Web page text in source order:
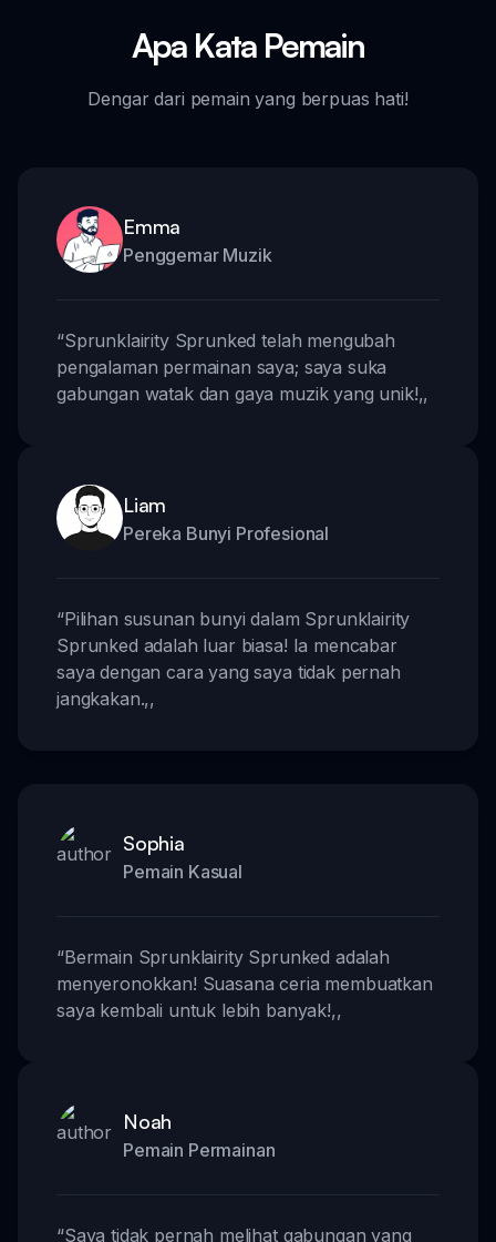
Apa Kata Pemain
Dengar dari pemain yang berpuas hati!
Emma
Penggemar Muzik
“Sprunklairity Sprunked telah mengubah
pengalaman permainan saya; saya suka
gabungan watak dan gaya muzik yang unik!,,
Liam
Pereka Bunyi Profesional
“Pilihan susunan bunyi dalam Sprunklairity
Sprunked adalah luar biasa! Ia mencabar
saya dengan cara yang saya tidak pernah
jangkakan.,,
Sophia
Pemain Kasual
“Bermain Sprunklairity Sprunked adalah
menyeronokkan! Suasana ceria membuatkan
saya kembali untuk lebih banyak!,,
Noah
Pemain Permainan
“Saya tidak pernah melihat gabungan yang